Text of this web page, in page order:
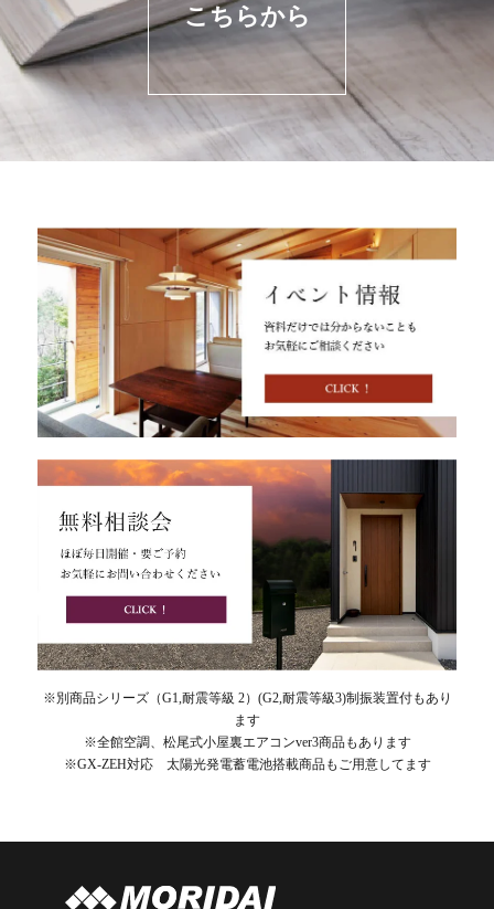
こちらから
※別商品シリーズ（G1,耐震等級 2）(G2,耐震等級3)制振装置付もあり
ます
※全館空調、松尾式小屋裏エアコンver3商品もあります
※GX-ZEH対応 太陽光発電蓄電池搭載商品もご用意してます